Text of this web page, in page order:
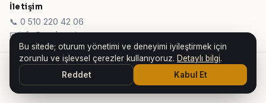
İletişim
📞 0 510 220 42 06
✉ info@codega.tr
© 2026 Codega Hizmet Pazaryeri ·
AKSOY GROUP iştirakidir
👥 Toplam Ziyaretçi:30.968 · Bugün:147
Bu sitede; oturum yönetimi ve deneyimi iyileştirmek için
zorunlu ve işlevsel çerezler kullanıyoruz. Detaylı bilgi.
Reddet
Kabul Et